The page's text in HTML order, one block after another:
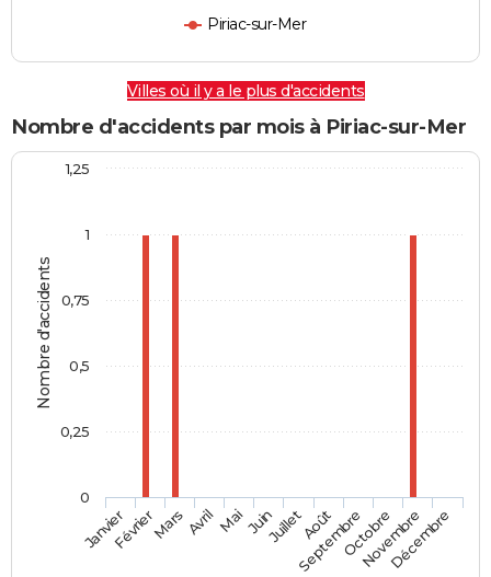
Piriac-sur-Mer
Villes où il y a le plus d'accidents
Nombre d'accidents par mois à Piriac-sur-Mer
Nombre d'accidents
JanvierFévrierMars AvrilMaiJuinJuilletAoût
SeptembreOctobre
Novembre
Décembre
0
1
0,25
0,5
0,75
1,25